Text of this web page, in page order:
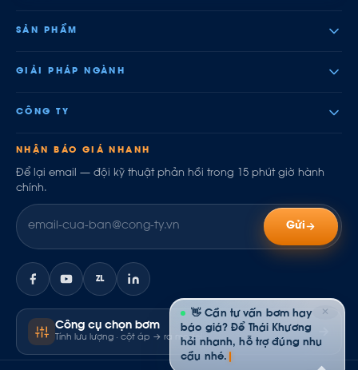
SẢN PHẨM
GIẢI PHÁP NGÀNH
CÔNG TY
NHẬN BÁO GIÁ NHANH
Để lại email — đội kỹ thuật phản hồi trong 15 phút giờ hành
chính.
Gửi
ZL
Công cụ chọn bơm
Tính lưu lượng · cột áp → ra model
✕
👋 Cần tư vấn bơm hay
báo giá? Để Thái Khương
hỏi nhanh, hỗ trợ đúng nhu
cầu nhé.